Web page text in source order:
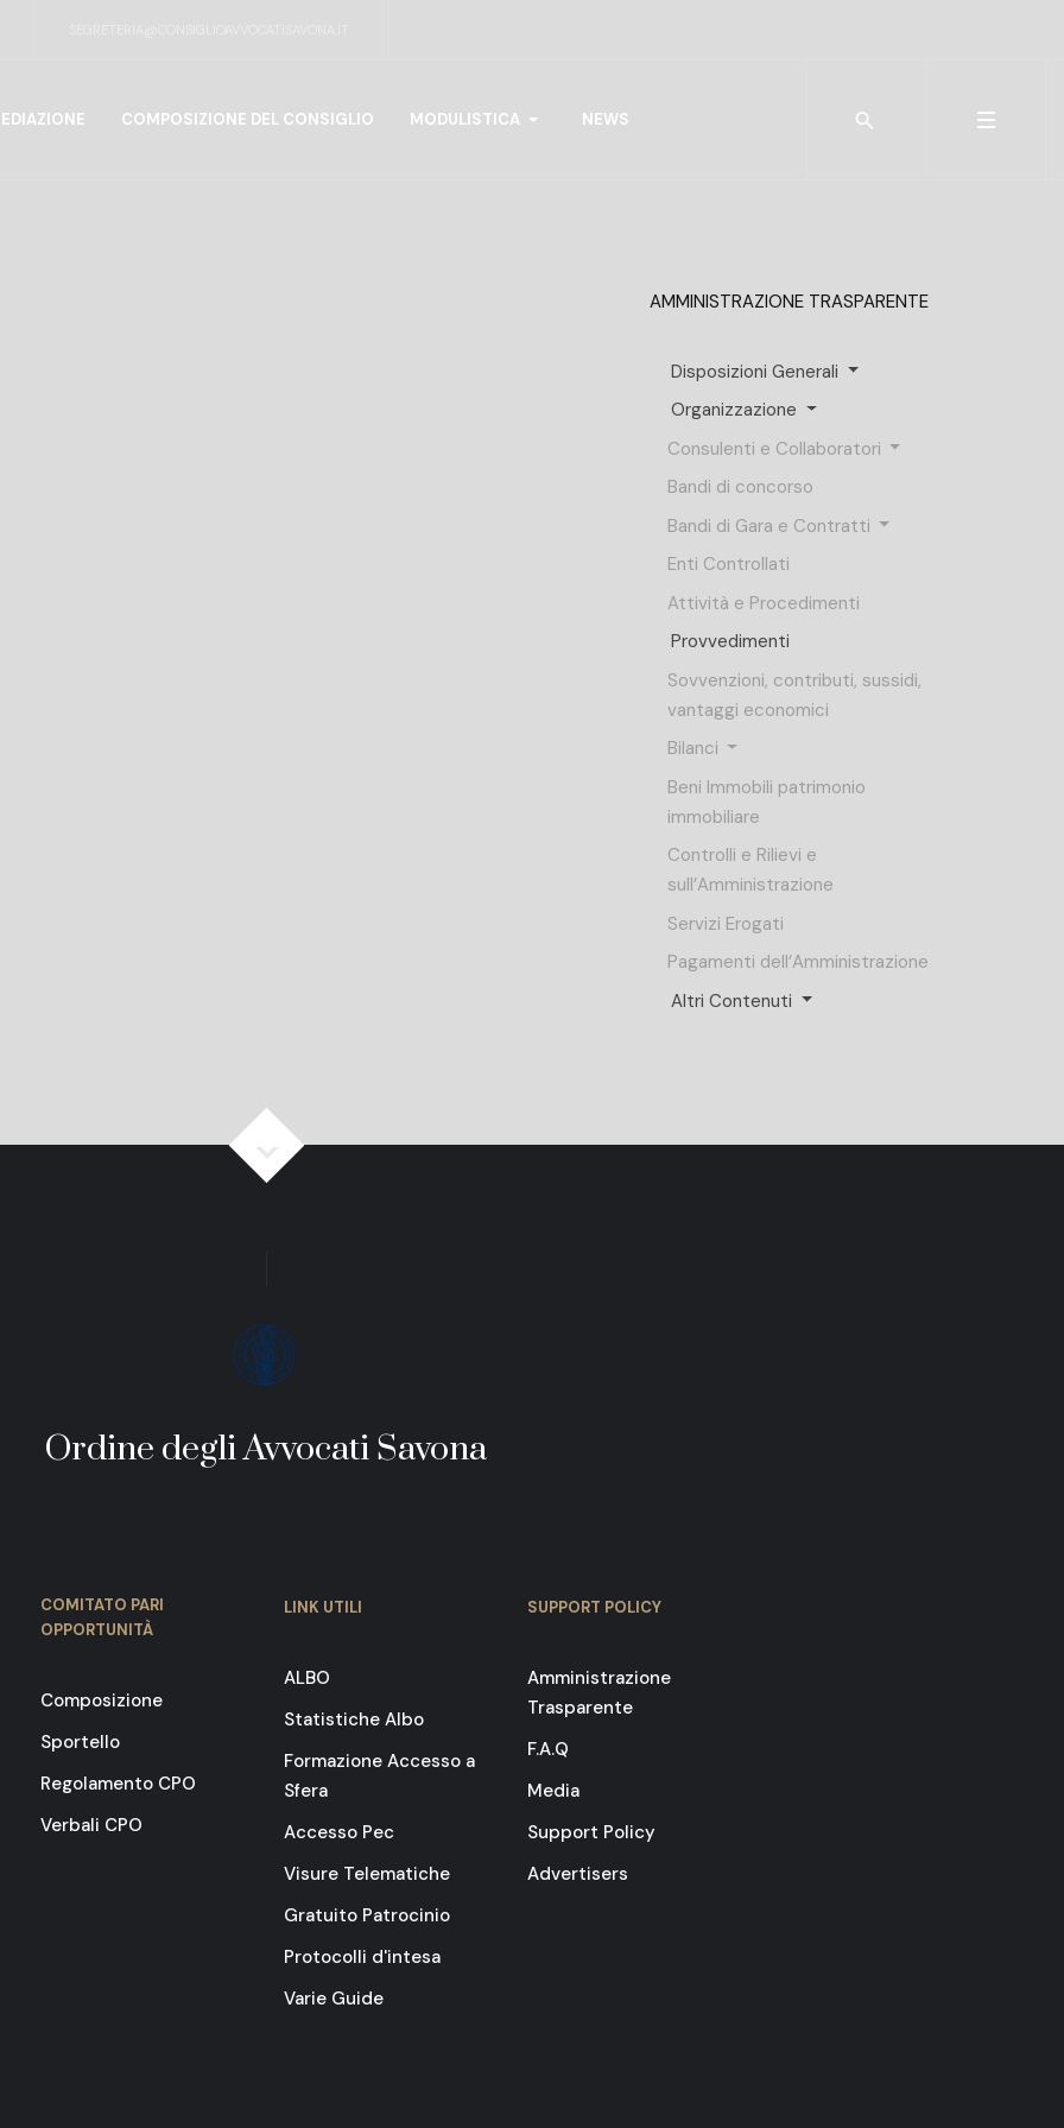
COMPOSIZIONE DEL CONSIGLIO MODULISTICA NEWS
UFFICI
AMMINISTRAZIONE TRASPARENTE
Disposizioni Generali
Organizzazione
Consulenti e Collaboratori
Bandi di concorso
Bandi di Gara e Contratti
Enti Controllati
Attività e Procedimenti
Provvedimenti
Sovvenzioni, contributi, sussidi,
vantaggi economici
Bilanci
Beni Immobili patrimonio
immobiliare
Controlli e Rilievi e
sull’Amministrazione
Servizi Erogati
Pagamenti dell’Amministrazione
Altri Contenuti
Ordine degli Avvocati Savona
COMITATO PARI
OPPORTUNITÀ
Composizione
Sportello
Regolamento CPO
Verbali CPO
LINK UTILI
ALBO
Statistiche Albo
Formazione Accesso a
Sfera
Accesso Pec
Visure Telematiche
Gratuito Patrocinio
Protocolli d'intesa
Varie Guide
SUPPORT POLICY
Amministrazione
Trasparente
F.A.Q
Media
Support Policy
Advertisers